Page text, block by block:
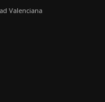
Valenciana